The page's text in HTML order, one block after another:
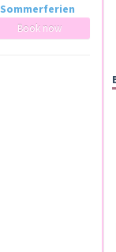
Sommerferien
Book now